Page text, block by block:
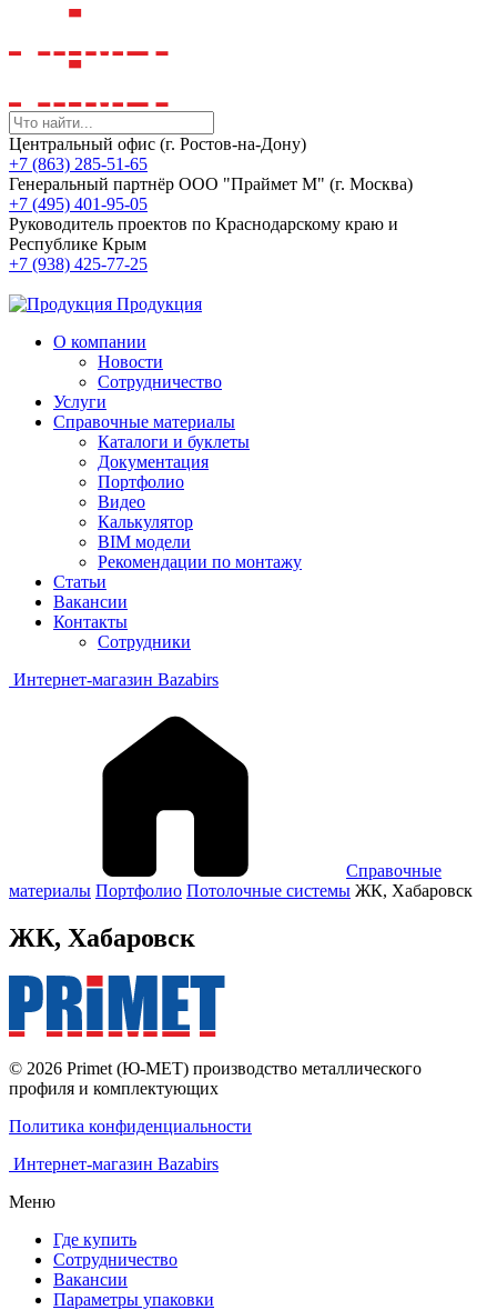
Центральный офис (г. Ростов-на-Дону)
+7 (863) 285-51-65
Генеральный партнёр ООО "Праймет М" (г. Москва)
+7 (495) 401-95-05
Руководитель проектов по Краснодарскому краю и
Республике Крым
+7 (938) 425-77-25
Продукция
О компании
Новости
Сотрудничество
Услуги
Справочные материалы
Каталоги и буклеты
Документация
Портфолио
Видео
Калькулятор
BIM модели
Рекомендации по монтажу
Статьи
Вакансии
Контакты
Сотрудники
Интернет-магазин Bazabirs
Справочные
материалы Портфолио Потолочные системы ЖК, Хабаровск
ЖК, Хабаровск
© 2026 Primet (Ю-МЕТ) производство металлического
профиля и комплектующих
Политика конфиденциальности
Интернет-магазин Bazabirs
Меню
Где купить
Сотрудничество
Вакансии
Параметры упаковки